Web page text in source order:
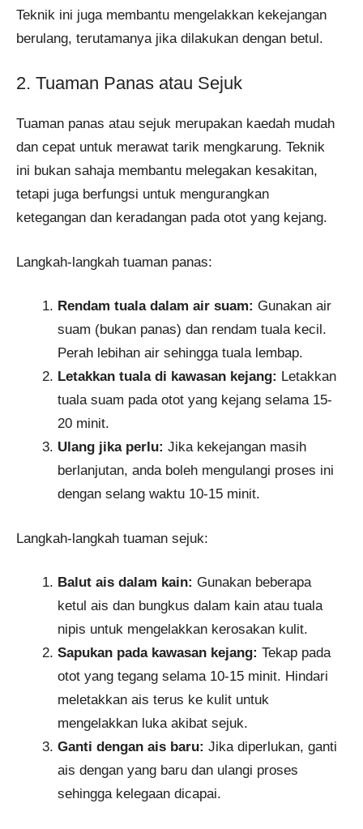
Teknik ini juga membantu mengelakkan kekejangan
berulang, terutamanya jika dilakukan dengan betul.
2. Tuaman Panas atau Sejuk
Tuaman panas atau sejuk merupakan kaedah mudah
dan cepat untuk merawat tarik mengkarung. Teknik
ini bukan sahaja membantu melegakan kesakitan,
tetapi juga berfungsi untuk mengurangkan
ketegangan dan keradangan pada otot yang kejang.
Langkah-langkah tuaman panas:
Rendam tuala dalam air suam: Gunakan air
suam (bukan panas) dan rendam tuala kecil.
Perah lebihan air sehingga tuala lembap.
Letakkan tuala di kawasan kejang: Letakkan
tuala suam pada otot yang kejang selama 15-
20 minit.
Ulang jika perlu: Jika kekejangan masih
berlanjutan, anda boleh mengulangi proses ini
dengan selang waktu 10-15 minit.
Langkah-langkah tuaman sejuk:
Balut ais dalam kain: Gunakan beberapa
ketul ais dan bungkus dalam kain atau tuala
nipis untuk mengelakkan kerosakan kulit.
Sapukan pada kawasan kejang: Tekap pada
otot yang tegang selama 10-15 minit. Hindari
meletakkan ais terus ke kulit untuk
mengelakkan luka akibat sejuk.
Ganti dengan ais baru: Jika diperlukan, ganti
ais dengan yang baru dan ulangi proses
sehingga kelegaan dicapai.